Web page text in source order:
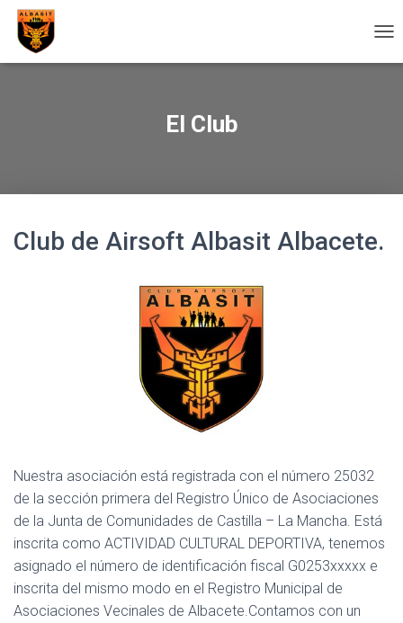
A
El Club
Club de Airsoft Albasit Albacete.
Nuestra asociación está registrada con el número 25032
de la sección primera del Registro Único de Asociaciones
de la Junta de Comunidades de Castilla – La Mancha. Está
inscrita como ACTIVIDAD CULTURAL DEPORTIVA, tenemos
asignado el número de identificación fiscal G0253xxxxx e
inscrita del mismo modo en el Registro Municipal de
Asociaciones Vecinales de Albacete.Contamos con un